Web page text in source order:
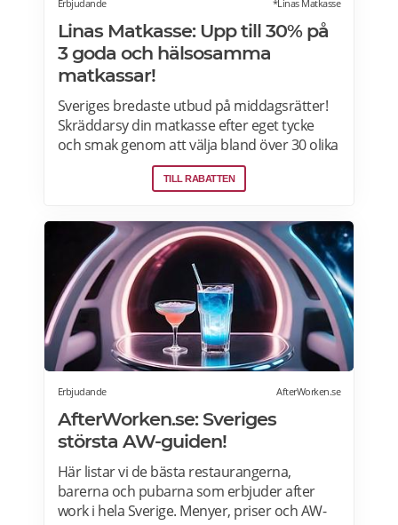
Erbjudande *Linas Matkasse
Linas Matkasse: Upp till 30% på
3 goda och hälsosamma
matkassar!
Sveriges bredaste utbud på middagsrätter!
Skräddarsy din matkasse efter eget tycke
och smak genom att välja bland över 30 olika
rätter – varje vecka! Din matkasse levereras
direkt till din dörr. Du kan skräddarsy din
maträtter. Läs mer och upptäck hela meny!
TILL RABATTEN
Erbjudande AfterWorken.se
AfterWorken.se: Sveriges
största AW-guiden!
Här listar vi de bästa restaurangerna,
barerna och pubarna som erbjuder after
work i hela Sverige. Menyer, priser och AW-